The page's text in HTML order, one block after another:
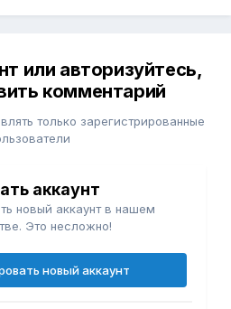
или авторизуйтесь,
комментарий
только зарегистрированные
аккаунт
новый аккаунт в нашем
Это несложно!
новый аккаунт